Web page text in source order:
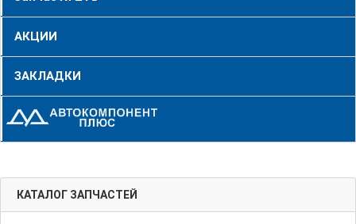
АКЦИИ
ЗАКЛАДКИ
КАТАЛОГ ЗАПЧАСТЕЙ